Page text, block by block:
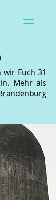
wir Euch 31
Mehr als